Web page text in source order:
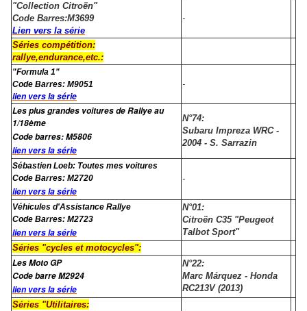
"Collection Citroën"
Code Barres:M3699
Lien vers la série
-
Séries compétition:
rallye,endurance,etc.:
"Formula 1"
Code Barres: M9051
lien vers la série
-
Les plus grandes voitures de Rallye au
1/18ème
Code barres:M5806
lien vers la série
N°74:
Subaru Impreza WRC -
2004 - S. Sarrazin
Sébastien Loeb: Toutes mes voitures
Code Barres: M2720
lien vers la série
-
Véhicules d'Assistance Rallye
Code Barres: M2723
lien vers la série
N°01:
Citroën C35 "Peugeot
Talbot Sport"
Séries "cycles et motocycles":
Les Moto GP
Code barre M2924
lien vers la série
N°22:
Marc Márquez - Honda
RC213V (2013)
Séries "Utilitaires: